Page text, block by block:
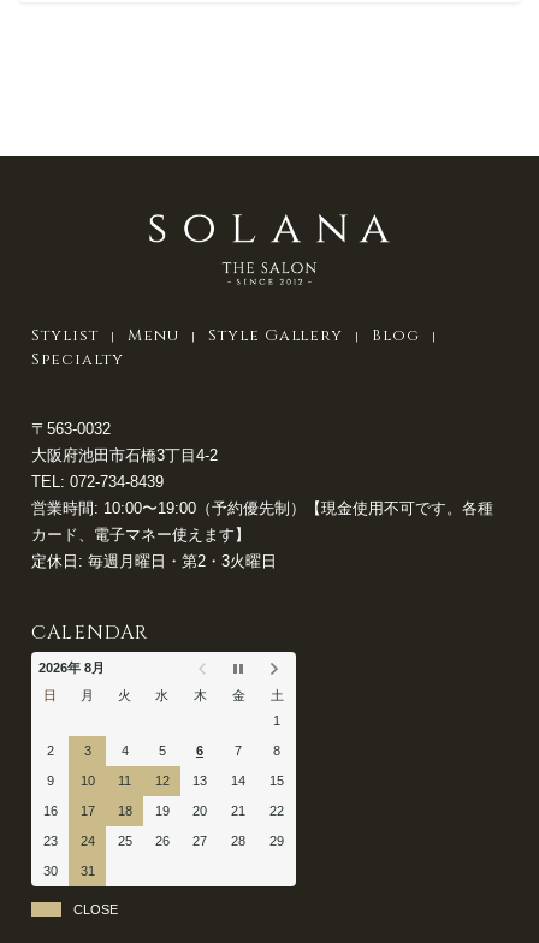
Stylist Menu Style Gallery
Blog
Specialty
〒563-0032
大阪府池田市石橋3丁目4-2
TEL: 072-734-8439
営業時間: 10:00〜19:00（予約優先制）【現金使用不可です。各種
カード、電子マネー使えます】
定休日: 毎週月曜日・第2・3火曜日
CALENDAR
2026年 8月
日
月 火 水 木 金
土
1
2 3 4 5 6 7 8
9 10 11 12 13 14 15
16 17 18 19 20 21 22
23 24 25 26 27 28 29
30 31
CLOSE